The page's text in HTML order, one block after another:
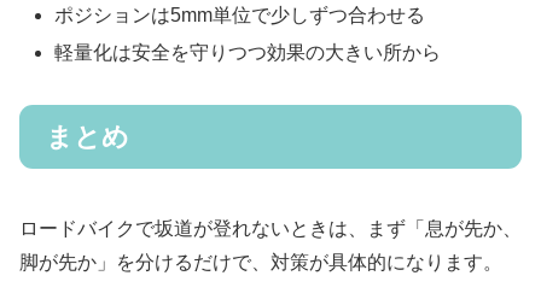
ポジションは5mm単位で少しずつ合わせる
軽量化は安全を守りつつ効果の大きい所から
まとめ
ロードバイクで坂道が登れないときは、まず「息が先か、
脚が先か」を分けるだけで、対策が具体的になります。